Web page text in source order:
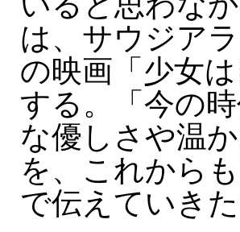
は、サウジア
の映画「少女
する。「今の
な優しさや温
を、これから
で伝えていき